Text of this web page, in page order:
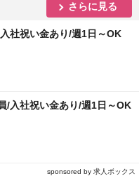
さらに見る
社祝い金あり/週1日～OK
/入社祝い金あり/週1日～OK
sponsored by 求人ボックス